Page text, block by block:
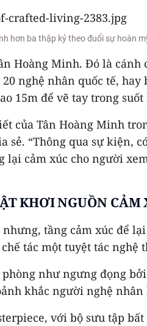
hơn ba thập kỷ theo đuổi sự hoàn
Hoàng Minh. Đó là
nghệ nhân quốc tế,
15m để vẽ tay trong
của Tân Hoàng Minh
“Thông qua sự kiện,
lại cảm xúc cho người
KHƠI NGUỒN CẢM
tầng cảm xúc để
tác một tuyệt tác nghệ
như ngưng đọng
khắc người nghệ
với bộ sưu tập